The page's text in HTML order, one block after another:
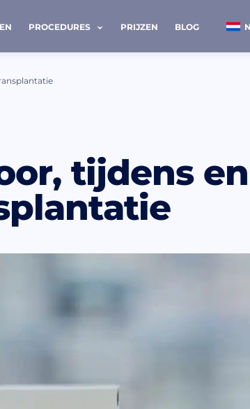
PROCEDURES PRIJZEN BLOG
Achternaam *
tijdens